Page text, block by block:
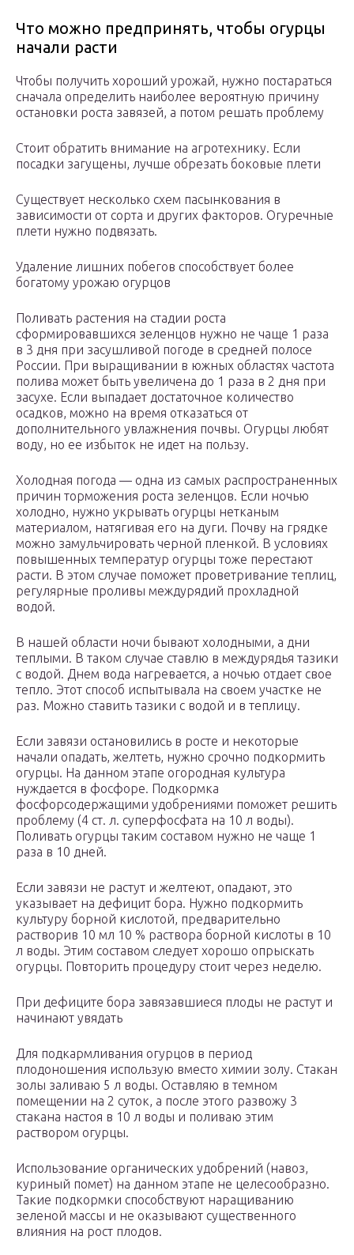
Что можно предпринять, чтобы огурцы
начали расти
Чтобы получить хороший урожай, нужно постараться
сначала определить наиболее вероятную причину
остановки роста завязей, а потом решать проблему
Стоит обратить внимание на агротехнику. Если
посадки загущены, лучше обрезать боковые плети
Существует несколько схем пасынкования в
зависимости от сорта и других факторов. Огуречные
плети нужно подвязать.
Удаление лишних побегов способствует более
богатому урожаю огурцов
Поливать растения на стадии роста
сформировавшихся зеленцов нужно не чаще 1 раза
в 3 дня при засушливой погоде в средней полосе
России. При выращивании в южных областях частота
полива может быть увеличена до 1 раза в 2 дня при
засухе. Если выпадает достаточное количество
осадков, можно на время отказаться от
дополнительного увлажнения почвы. Огурцы любят
воду, но ее избыток не идет на пользу.
Холодная погода — одна из самых распространенных
причин торможения роста зеленцов. Если ночью
холодно, нужно укрывать огурцы нетканым
материалом, натягивая его на дуги. Почву на грядке
можно замульчировать черной пленкой. В условиях
повышенных температур огурцы тоже перестают
расти. В этом случае поможет проветривание теплиц,
регулярные проливы междурядий прохладной
водой.
В нашей области ночи бывают холодными, а дни
теплыми. В таком случае ставлю в междурядья тазики
с водой. Днем вода нагревается, а ночью отдает свое
тепло. Этот способ испытывала на своем участке не
раз. Можно ставить тазики с водой и в теплицу.
Если завязи остановились в росте и некоторые
начали опадать, желтеть, нужно срочно подкормить
огурцы. На данном этапе огородная культура
нуждается в фосфоре. Подкормка
фосфорсодержащими удобрениями поможет решить
проблему (4 ст. л. суперфосфата на 10 л воды).
Поливать огурцы таким составом нужно не чаще 1
раза в 10 дней.
Если завязи не растут и желтеют, опадают, это
указывает на дефицит бора. Нужно подкормить
культуру борной кислотой, предварительно
растворив 10 мл 10 % раствора борной кислоты в 10
л воды. Этим составом следует хорошо опрыскать
огурцы. Повторить процедуру стоит через неделю.
При дефиците бора завязавшиеся плоды не растут и
начинают увядать
Для подкармливания огурцов в период
плодоношения использую вместо химии золу. Стакан
золы заливаю 5 л воды. Оставляю в темном
помещении на 2 суток, а после этого развожу 3
стакана настоя в 10 л воды и поливаю этим
раствором огурцы.
Использование органических удобрений (навоз,
куриный помет) на данном этапе не целесообразно.
Такие подкормки способствуют наращиванию
зеленой массы и не оказывают существенного
влияния на рост плодов.